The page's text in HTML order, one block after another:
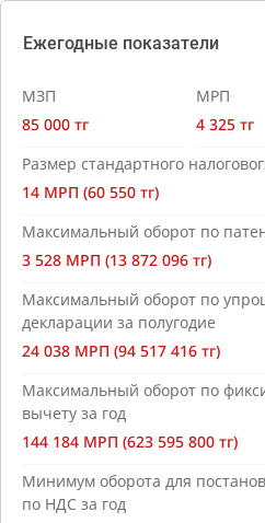
Ежегодные показатели
МЗП
85 000 тг
МРП
4 325 тг
Размер стандартного
14 МРП (60 550 тг)
Максимальный оборот по
3 528 МРП (13 872 096 тг)
Максимальный оборот по
декларации за полугодие
24 038 МРП (94 517 416 тг)
Максимальный оборот по
вычету за год
144 184 МРП (623 595 800 тг)
Минимум оборота для
по НДС за год